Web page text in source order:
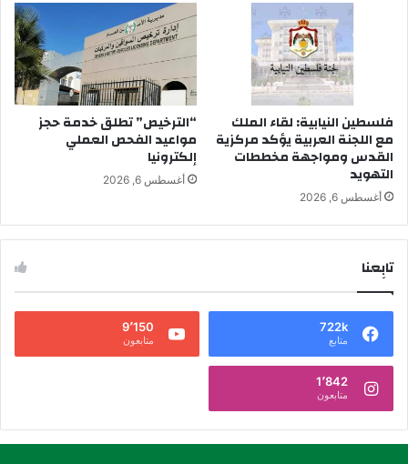
فلسطين النيابية: لقاء الملك
مع اللجنة العربية يؤكد مركزية
القدس ومواجهة مخططات
التهويد
أغسطس 6, 2026
“الترخيص” تطلق خدمة حجز
مواعيد الفحص العملي
إلكترونيا
أغسطس 6, 2026
تابِعنا
722k
متابع
9٬150
متابعون
1٬842
متابعون